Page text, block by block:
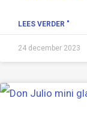
LEES VERDER "
24 december 2023